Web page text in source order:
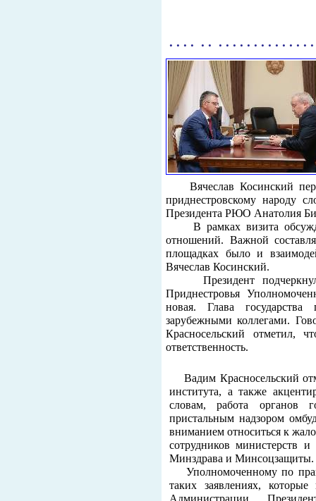
. . . . . . . . . . . . . . . . . . . .
Вячеслав Косинский
приднестровскому народу
Президента РЮО Анатолия
В рамках визита
отношений. Важной
площадках было и
Вячеслав Косинский.
Президент подчеркнул,
Приднестровья
новая. Глава
зарубежными коллегами.
Красносельский отметил,
ответственность.
Вадим Красносельский
института, а также
словам, работа органов
пристальным надзором
вниманием относиться к
сотрудников министерств
Минздрава и Минсоцзащиты.
Уполномоченному по
таких заявлениях,
Администрации